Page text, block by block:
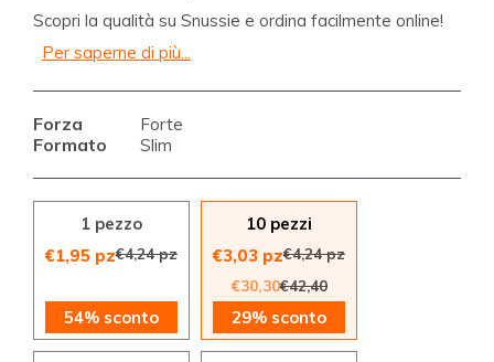
Scopri la qualità su Snussie e ordina facilmente online!
Per saperne di più...
Forza Forte
Formato Slim
1 pezzo
€1,95 pz€4,24 pz
54% sconto
10 pezzi
€3,03 pz€4,24 pz
€30,30€42,40
29% sconto